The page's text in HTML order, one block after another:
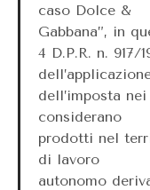
caso Dolce &
Gabbana”, in
4 D.P.R. n. 917/
dell’imposta
considerano
prodotti nel
di lavoro
autonomo